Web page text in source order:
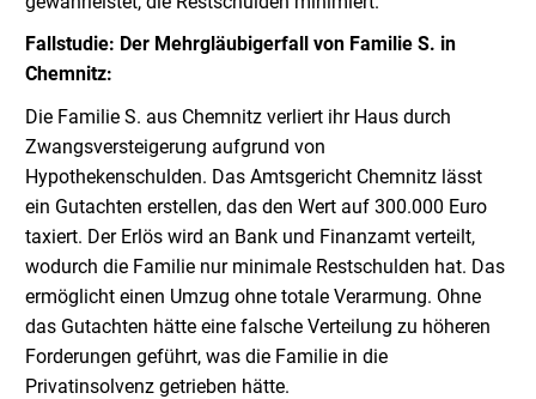
Fallstudie: Der Mehrgläubigerfall von Familie S. in
Chemnitz:
Die Familie S. aus Chemnitz verliert ihr Haus durch
Zwangsversteigerung aufgrund von
Hypothekenschulden. Das Amtsgericht Chemnitz lässt
ein Gutachten erstellen, das den Wert auf 300.000 Euro
taxiert. Der Erlös wird an Bank und Finanzamt verteilt,
wodurch die Familie nur minimale Restschulden hat. Das
ermöglicht einen Umzug ohne totale Verarmung. Ohne
das Gutachten hätte eine falsche Verteilung zu höheren
Forderungen geführt, was die Familie in die
Privatinsolvenz getrieben hätte.